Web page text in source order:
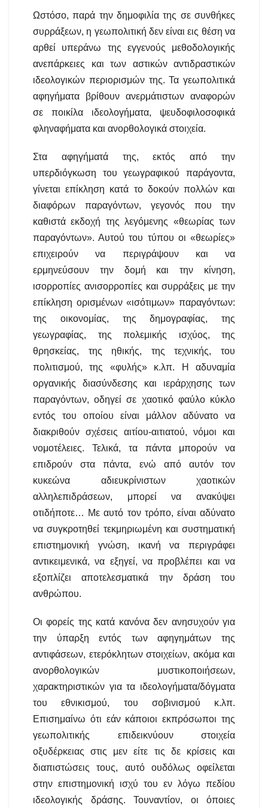
Ωστόσο, παρά την δημοφιλία της σε συνθήκες
συρράξεων, η γεωπολιτική δεν είναι εις θέση να
αρθεί υπεράνω της εγγενούς μεθοδολογικής
ανεπάρκειες και των αστικών αντιδραστικών
ιδεολογικών περιορισμών της. Τα γεωπολιτικά
αφηγήματα βρίθουν ανερμάτιστων αναφορών
σε ποικίλα ιδεολογήματα, ψευδοφιλοσοφικά
φληναφήματα και ανορθολογικά στοιχεία.
Στα αφηγήματά της, εκτός από την
υπερδιόγκωση του γεωγραφικού παράγοντα,
γίνεται επίκληση κατά το δοκούν πολλών και
διαφόρων παραγόντων, γεγονός που την
καθιστά εκδοχή της λεγόμενης «θεωρίας των
παραγόντων». Αυτού του τύπου οι «θεωρίες»
επιχειρούν να περιγράψουν και να
ερμηνεύσουν την δομή και την κίνηση,
ισορροπίες ανισορροπίες και συρράξεις με την
επίκληση ορισμένων «ισότιμων» παραγόντων:
της οικονομίας, της δημογραφίας, της
γεωγραφίας, της πολεμικής ισχύος, της
θρησκείας, της ηθικής, της τεχνικής, του
πολιτισμού, της «φυλής» κ.λπ. Η αδυναμία
οργανικής διασύνδεσης και ιεράρχησης των
παραγόντων, οδηγεί σε χαοτικό φαύλο κύκλο
εντός του οποίου είναι μάλλον αδύνατο να
διακριθούν σχέσεις αιτίου-αιτιατού, νόμοι και
νομοτέλειες. Τελικά, τα πάντα μπορούν να
επιδρούν στα πάντα, ενώ από αυτόν τον
κυκεώνα αδιευκρίνιστων χαοτικών
αλληλεπιδράσεων, μπορεί να ανακύψει
οτιδήποτε… Με αυτό τον τρόπο, είναι αδύνατο
να συγκροτηθεί τεκμηριωμένη και συστηματική
επιστημονική γνώση, ικανή να περιγράφει
αντικειμενικά, να εξηγεί, να προβλέπει και να
εξοπλίζει αποτελεσματικά την δράση του
ανθρώπου.
Οι φορείς της κατά κανόνα δεν ανησυχούν για
την ύπαρξη εντός των αφηγημάτων της
αντιφάσεων, ετερόκλητων στοιχείων, ακόμα και
ανορθολογικών μυστικοποιήσεων,
χαρακτηριστικών για τα ιδεολογήματα/δόγματα
του εθνικισμού, του σοβινισμού κ.λπ.
Επισημαίνω ότι εάν κάποιοι εκπρόσωποι της
γεωπολιτικής επιδεικνύουν στοιχεία
οξυδέρκειας στις μεν είτε τις δε κρίσεις και
διαπιστώσεις τους, αυτό ουδόλως οφείλεται
στην επιστημονική ισχύ του εν λόγω πεδίου
ιδεολογικής δράσης. Τουναντίον, οι όποιες